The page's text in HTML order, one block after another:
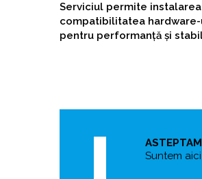
Serviciul permite
compatibilitatea
pentru performanță și
Suntem